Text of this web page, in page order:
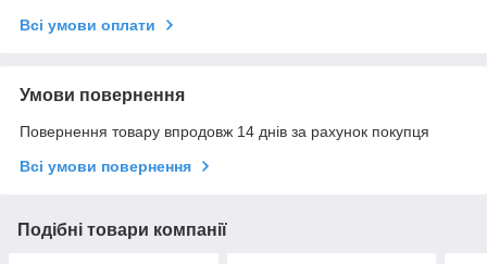
Всі умови оплати
Умови повернення
Повернення товару впродовж 14 днів за рахунок покупця
Всі умови повернення
Подібні товари компанії